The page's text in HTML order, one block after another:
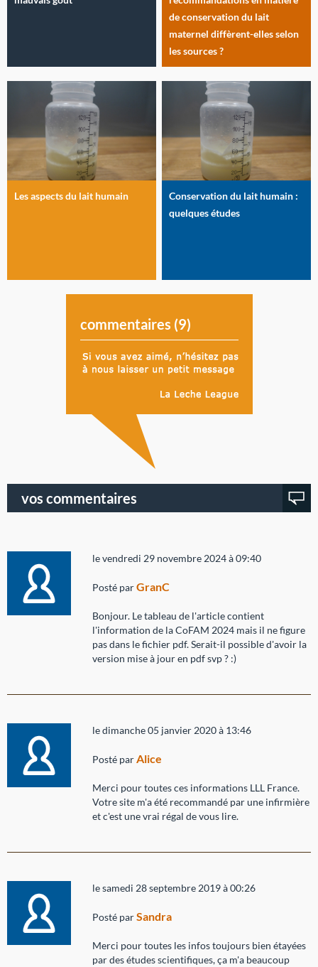
de conservation du lait
maternel diffèrent-elles selon
les sources ?
Les aspects du lait humain
Conservation du lait humain :
quelques études
commentaires (9)
vos commentaires
le vendredi 29 novembre 2024 à 09:40
Posté parGranC
Bonjour. Le tableau de l'article contient
l'information de la CoFAM 2024 mais il ne figure
pas dans le fichier pdf. Serait-il possible d'avoir la
version mise à jour en pdf svp ? :)
le dimanche 05 janvier 2020 à 13:46
Posté parAlice
Merci pour toutes ces informations LLL France.
Votre site m'a été recommandé par une infirmière
et c'est une vrai régal de vous lire.
le samedi 28 septembre 2019 à 00:26
Posté parSandra
Merci pour toutes les infos toujours bien étayées
par des études scientifiques, ça m'a beaucoup